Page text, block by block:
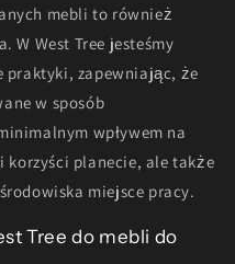
mebli to również
W West Tree jesteśmy
praktyki, zapewniając, że
w sposób
wpływem na
korzyści planecie, ale także
miejsce pracy.
Tree do mebli do